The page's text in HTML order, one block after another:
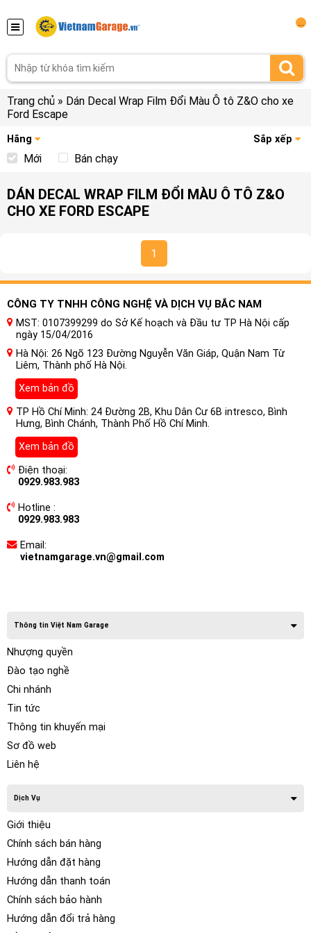
Trang chủ » Dán Decal Wrap Film Đổi Màu Ô tô Z&O cho xe
Ford Escape
Hãng Sắp xếp
Mới Bán chạy
DÁN DECAL WRAP FILM ĐỔI MÀU Ô TÔ Z&O
CHO XE FORD ESCAPE
1
CÔNG TY TNHH CÔNG NGHỆ VÀ DỊCH VỤ BẮC NAM
MST: 0107399299 do Sở Kế hoạch và Đầu tư TP Hà Nội cấp
ngày 15/04/2016
Hà Nội: 26 Ngõ 123 Đường Nguyễn Văn Giáp, Quận Nam Từ
Liêm, Thành phố Hà Nội.
Xem bản đồ
TP Hồ Chí Minh: 24 Đường 2B, Khu Dân Cư 6B intresco, Bình
Hưng, Bình Chánh, Thành Phố Hồ Chí Minh.
Xem bản đồ
Điện thoại:
0929.983.983
Hotline :
0929.983.983
Email:
vietnamgarage.vn@gmail.com
Thông tin Việt Nam Garage
Nhượng quyền
Đào tạo nghề
Chi nhánh
Tin tức
Thông tin khuyến mại
Sơ đồ web
Liên hệ
Dịch Vụ
Giới thiệu
Chính sách bán hàng
Hướng dẫn đặt hàng
Hướng dẫn thanh toán
Chính sách bảo hành
Hướng dẫn đổi trả hàng